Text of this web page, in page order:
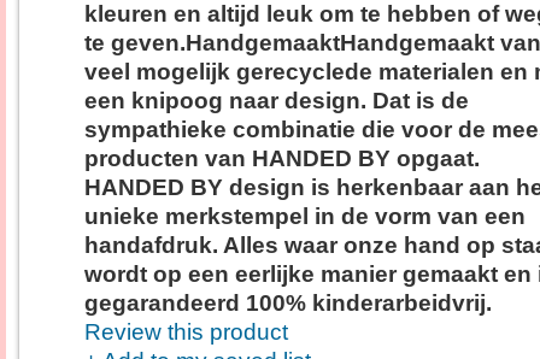
kleuren en altijd leuk om te hebben of
te geven.HandgemaaktHandgemaakt
veel mogelijk gerecyclede materialen en
een knipoog naar design. Dat is de
sympathieke combinatie die voor de
producten van HANDED BY opgaat.
HANDED BY design is herkenbaar aan
unieke merkstempel in de vorm van een
handafdruk. Alles waar onze hand op
wordt op een eerlijke manier gemaakt en
gegarandeerd 100% kinderarbeidvrij.
Review this product